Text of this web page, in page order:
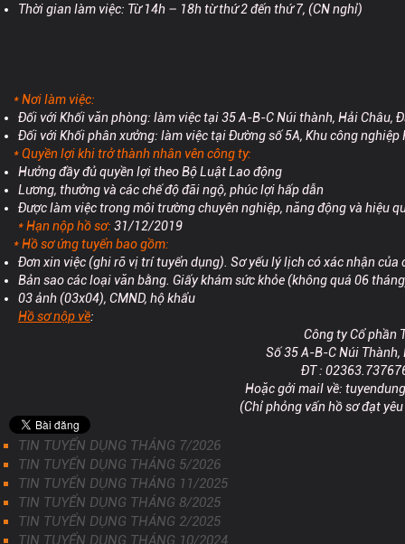
Thời gian làm việc: Từ 14h – 18h từ thứ 2 đến thứ 7, (CN nghỉ)
* Nơi làm việc:
Đối với Khối văn phòng: làm việc tại 35 A-B-C Núi thành, Hải Châu,
Đối với Khối phân xưởng: làm việc tại Đường số 5A, Khu công nghiệp
* Quyền lợi khi trở thành nhân vên công ty:
Hưởng đầy đủ quyền lợi theo Bộ Luật Lao động
Lương, thưởng và các chế độ đãi ngộ, phúc lợi hấp dẫn
Được làm việc trong môi trường chuyên nghiệp, năng động và hiệu
*Hạn nộp hồ sơ: 31/12/2019
* Hồ sơ ứng tuyển bao gồm:
Đơn xin việc (ghi rõ vị trí tuyển dụng). Sơ yếu lý lịch có xác nhận của
Bản sao các loại văn bằng. Giấy khám sức khỏe (không quá 06
03 ảnh (03x04), CMND, hộ khẩu
Hồ sơ nộp về:
Công ty Cổ phần
Số 35 A-B-C Núi Thành,
ĐT :
Hoặc gởi mail về:
(Chỉ phỏng vấn hồ sơ đạt
TIN TUYỂN DỤNG THÁNG 7/2026
TIN TUYỂN DỤNG THÁNG 5/2026
TIN TUYỂN DỤNG THÁNG 11/2025
TIN TUYỂN DỤNG THÁNG 8/2025
TIN TUYỂN DỤNG THÁNG 2/2025
TIN TUYỂN DỤNG THÁNG 10/2024